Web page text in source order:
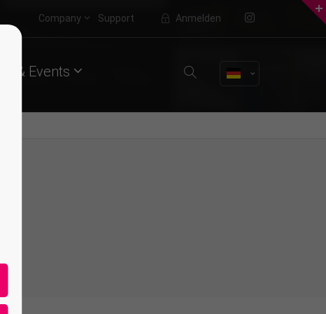
Lorem ipsum dolor sit amet,
Company Support Anmelden
& Events